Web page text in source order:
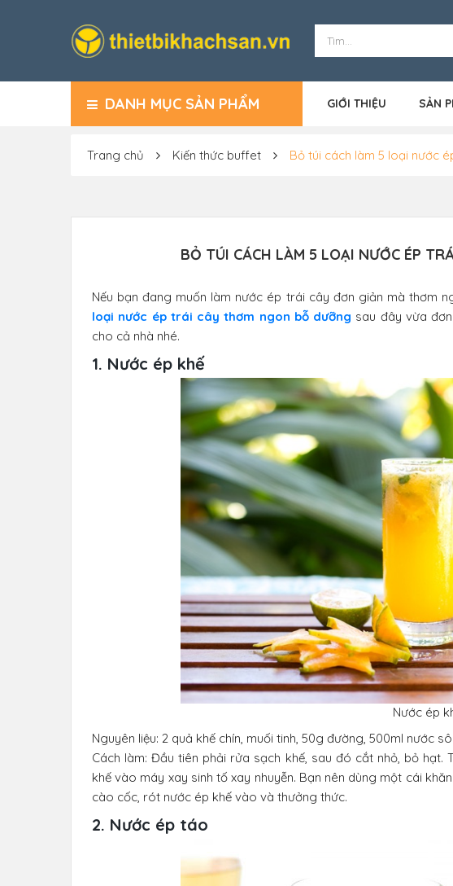
DANH MỤC SẢN PHẨM GIỚI THIỆU SẢN
Trang chủ Kiến thức buffet Bỏ túi cách làm 5 loại nước
BỎ TÚI CÁCH LÀM 5 LOẠI NƯỚC ÉP
Nếu bạn đang muốn làm nước ép trái cây đơn giản mà thơm
loại nước ép trái cây thơm ngon bỗ dưỡng sau đây vừa
cho cả nhà nhé.
1. Nước ép khế
Nước ép
Nguyên liệu: 2 quả khế chín, muối tinh, 50g đường, 500ml nước
Cách làm: Đầu tiên phải rửa sạch khế, sau đó cắt nhỏ, bỏ hạt.
khế vào máy xay sinh tố xay nhuyễn. Bạn nên dùng một cái
cào cốc, rót nước ép khế vào và thưởng thức.
2. Nước ép táo